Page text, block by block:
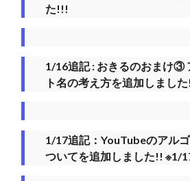
た!!!
1/16追記 : おきるのおまけ③
ト名の考え方を追加しまし
1/17追記：YouTubeのアル
ついてを追加しました!! ※1/